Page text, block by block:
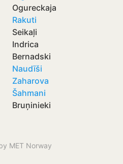
Ogureckaja
Rakuti
Seikaļi
Indrica
Bernadski
Naudīši
Zaharova
Šahmani
Bruņinieki
MET Norway